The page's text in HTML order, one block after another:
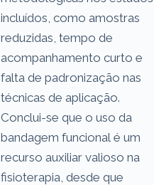
incluídos, como amostras
reduzidas, tempo de
acompanhamento curto e
falta de padronização nas
técnicas de aplicação.
Conclui-se que o uso da
bandagem funcional é um
recurso auxiliar valioso na
fisioterapia, desde que